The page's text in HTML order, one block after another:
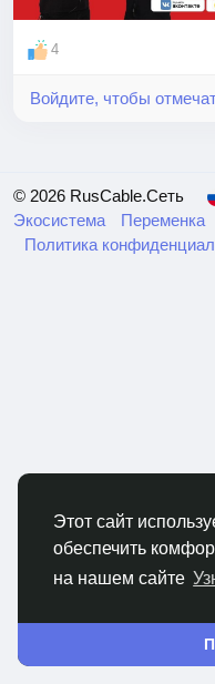
Этот сайт
обеспечить
на нашем сайте
4
Войдите, чтобы
© 2026 RusCable.Сеть
Экосистема
Переменка
Политика